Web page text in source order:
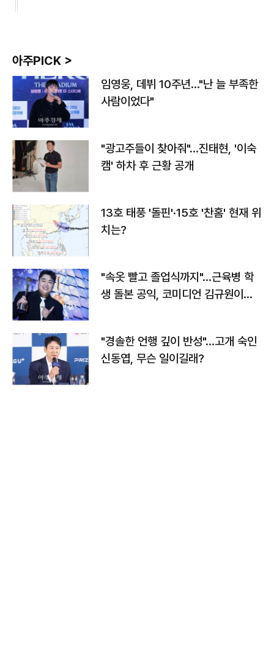
아주PICK >
임영웅, 데뷔 10주년…"난 늘 부족한
사람이었다"
"광고주들이 찾아줘"…진태현, '이숙
캠' 하차 후 근황 공개
13호 태풍 '돌핀'·15호 '찬홈' 현재 위
치는?
"속옷 빨고 졸업식까지"…근육병 학
생 돌본 공익, 코미디언 김규원이었
"경솔한 언행 깊이 반성"…고개 숙인
신동엽, 무슨 일이길래?